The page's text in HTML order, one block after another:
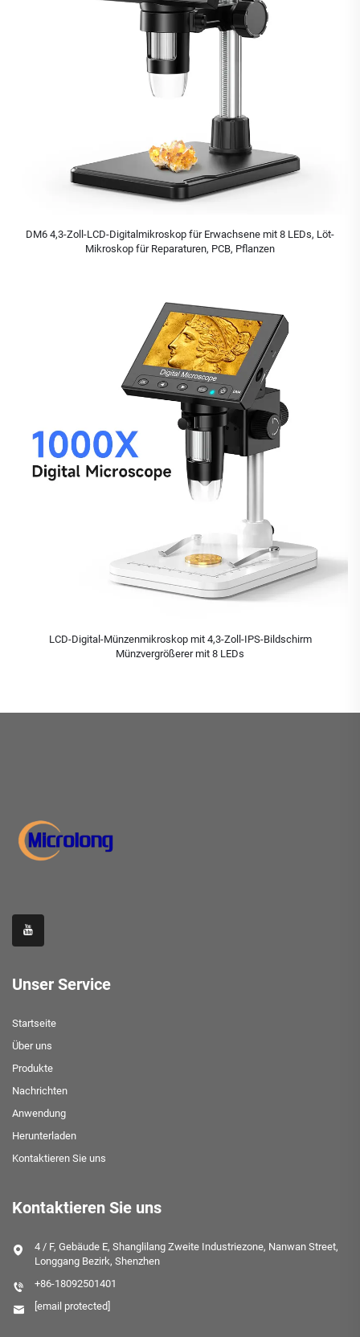
DM6 4,3-Zoll-LCD-Digitalmikroskop für Erwachsene mit 8 LEDs, Löt-
Mikroskop für Reparaturen, PCB, Pflanzen
LCD-Digital-Münzenmikroskop mit 4,3-Zoll-IPS-Bildschirm
Münzvergrößerer mit 8 LEDs
Unser Service
Startseite
Über uns
Produkte
Nachrichten
Anwendung
Herunterladen
Kontaktieren Sie uns
Kontaktieren Sie uns
4 / F, Gebäude E, Shanglilang Zweite Industriezone, Nanwan Street,
Longgang Bezirk, Shenzhen
+86-18092501401
[email protected]